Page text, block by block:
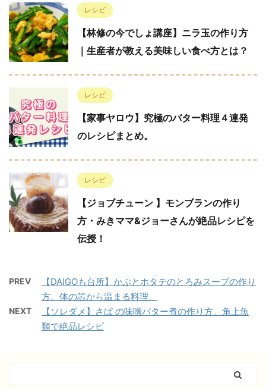
レシピ
【林修の今でしょ講座】ニラ玉の作り方
｜生産者が教える美味しい食べ方とは？
レシピ
【家事ヤロウ】究極のバター料理４連発
のレシピまとめ。
レシピ
【ジョブチューン 】モンブランの作り
方・みきママ&ジョーさんが絶品レシピを
伝授！
PREV
【DAIGOも台所】かぶとホタテのとろみスープの作り
方。体の芯から温まる料理。
NEXT
【ソレダメ】さば の味噌バター煮の作り方。角上魚
類で絶品レシピ